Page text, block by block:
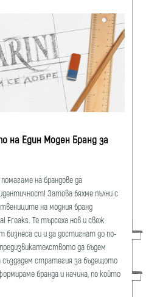
на Един Моден Бранд за
на брандове да
Затова бяхме пълни с
на модния бранд
Freaks. Те търсеха нов и свеж
бизнеса си и да достигнат до по-
да бъдем
създадем стратегия за бъдещото
бранда и начина, по който